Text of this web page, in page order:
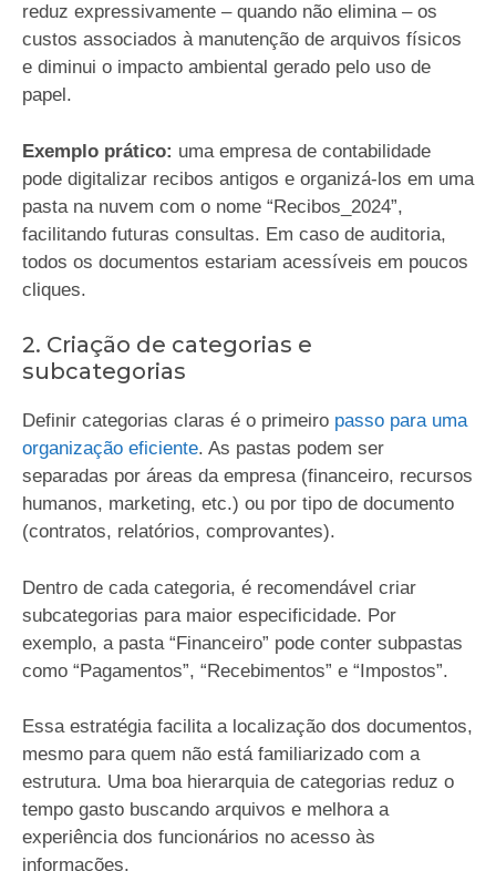
reduz expressivamente – quando não elimina – os
custos associados à manutenção de arquivos físicos
e diminui o impacto ambiental gerado pelo uso de
papel.
Exemplo prático: uma empresa de contabilidade
pode digitalizar recibos antigos e organizá-los em uma
pasta na nuvem com o nome “Recibos_2024”,
facilitando futuras consultas. Em caso de auditoria,
todos os documentos estariam acessíveis em poucos
cliques.
2. Criação de categorias e
subcategorias
Definir categorias claras é o primeiro passo para uma
organização eficiente. As pastas podem ser
separadas por áreas da empresa (financeiro, recursos
humanos, marketing, etc.) ou por tipo de documento
(contratos, relatórios, comprovantes).
Dentro de cada categoria, é recomendável criar
subcategorias para maior especificidade. Por
exemplo, a pasta “Financeiro” pode conter subpastas
como “Pagamentos”, “Recebimentos” e “Impostos”.
Essa estratégia facilita a localização dos documentos,
mesmo para quem não está familiarizado com a
estrutura. Uma boa hierarquia de categorias reduz o
tempo gasto buscando arquivos e melhora a
experiência dos funcionários no acesso às
informações.